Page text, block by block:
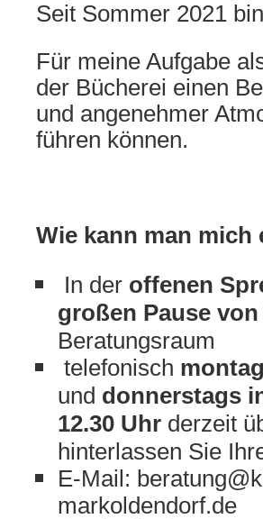
Seit Sommer 2021
Für meine Aufgabe
der Bücherei einen
und angenehmer
führen können.
Wie kann man mich
In der offenen
großen Pause
Beratungsraum
telefonisch
und donnerstags
12.30 Uhr derzeit
hinterlassen Sie
E-Mail:
markoldendorf.de